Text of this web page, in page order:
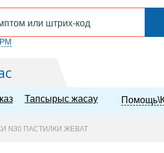
Тапсырыс жасау
N30 ПАСТИЛКИ ЖЕВАТ